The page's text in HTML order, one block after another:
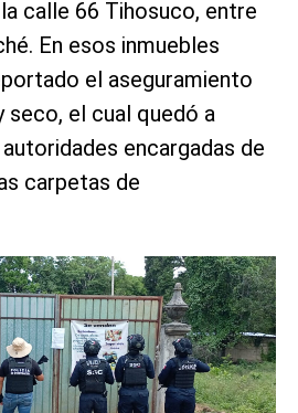
calle 66 Tihosuco, entre
En esos inmuebles
el aseguramiento
seco, el cual quedó a
encargadas de
carpetas de